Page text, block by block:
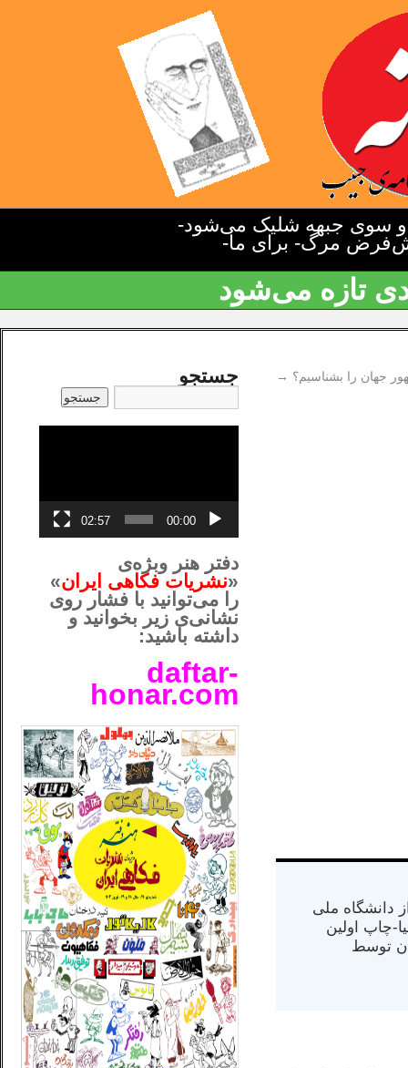
سوی جبهه شلیک می‌شود-
مرگ- برای ما-
تازه می‌شود
جهان را بشناسیم؟ →
از دانشگاه ملی
در کالیفرنیا-چاپ اولین
در سال ۱۳۸۴ در ایران توسط
جستجو
00:00
02:57
دفتر هنر وبژه‌ی
«نشریات فکاهی ایران»
را می‌توانید با فشار روی
نشانی‌ی زیر بخوانید و
داشته باشید:
daftar-
honar.com